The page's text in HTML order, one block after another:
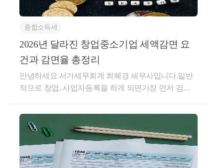
종합소득세
2026년 달라진 창업중소기업 세액감면 요
건과 감면율 총정리
안녕하세요 서가세무회계 최혜경 세무사입니다.일반
적으로 창업, 사업자등록을 하게 되면가장 먼저 검토
기업 감면은업종별, 지역별, 나이별로감면 여부, 감면
율이 결정됩니다.법인사업자 뿐만 아니라개인사업자
또한 이 창업감면 혜택을 받을 수 있는데요.오늘은&lt;
창업중소기업 감면&gt; 은누가, 어떻게, 얼마나 받을
수 있는지개인사업자 최초 창업 당시혹은 수익이 나는